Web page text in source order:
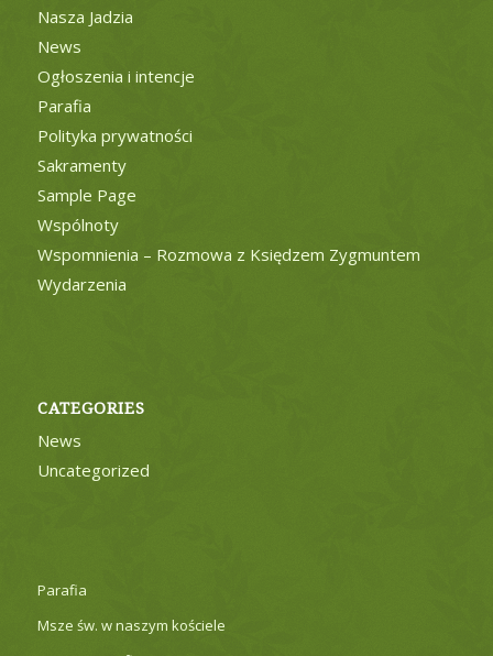
Nasza Jadzia
News
Ogłoszenia i intencje
Parafia
Polityka prywatności
Sakramenty
Sample Page
Wspólnoty
Wspomnienia – Rozmowa z Księdzem Zygmuntem
Wydarzenia
CATEGORIES
News
Uncategorized
Parafia
Msze św. w naszym kościele